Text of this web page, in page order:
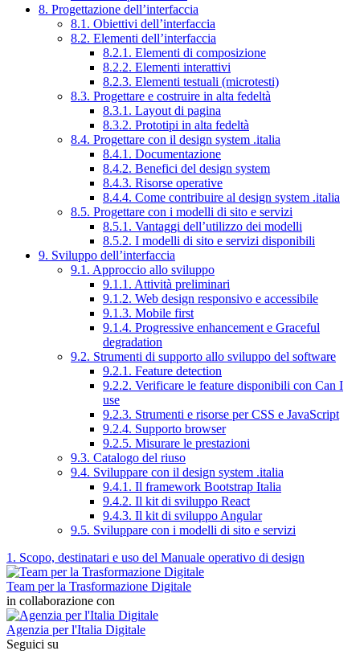
8. Progettazione dell’interfaccia
8.1. Obiettivi dell’interfaccia
8.2. Elementi dell’interfaccia
8.2.1. Elementi di composizione
8.2.2. Elementi interattivi
8.2.3. Elementi testuali (microtesti)
8.3. Progettare e costruire in alta fedeltà
8.3.1. Layout di pagina
8.3.2. Prototipi in alta fedeltà
8.4. Progettare con il design system .italia
8.4.1. Documentazione
8.4.2. Benefici del design system
8.4.3. Risorse operative
8.4.4. Come contribuire al design system .italia
8.5. Progettare con i modelli di sito e servizi
8.5.1. Vantaggi dell’utilizzo dei modelli
8.5.2. I modelli di sito e servizi disponibili
9. Sviluppo dell’interfaccia
9.1. Approccio allo sviluppo
9.1.1. Attività preliminari
9.1.2. Web design responsivo e accessibile
9.1.3. Mobile first
9.1.4. Progressive enhancement e Graceful
degradation
9.2. Strumenti di supporto allo sviluppo del software
9.2.1. Feature detection
9.2.2. Verificare le feature disponibili con Can I
use
9.2.3. Strumenti e risorse per CSS e JavaScript
9.2.4. Supporto browser
9.2.5. Misurare le prestazioni
9.3. Catalogo del riuso
9.4. Sviluppare con il design system .italia
9.4.1. Il framework Bootstrap Italia
9.4.2. Il kit di sviluppo React
9.4.3. Il kit di sviluppo Angular
9.5. Sviluppare con i modelli di sito e servizi
1. Scopo, destinatari e uso del Manuale operativo di design
Team per la Trasformazione Digitale
in collaborazione con
Agenzia per l'Italia Digitale
Seguici su